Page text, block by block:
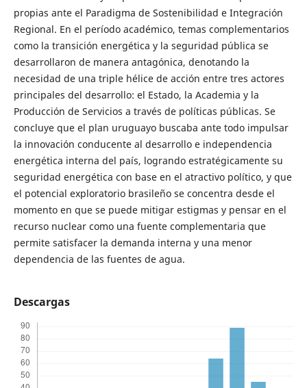
propias ante el Paradigma de Sostenibilidad e Integración
Regional. En el período académico, temas complementarios
como la transición energética y la seguridad pública se
desarrollaron de manera antagónica, denotando la
necesidad de una triple hélice de acción entre tres actores
principales del desarrollo: el Estado, la Academia y la
Producción de Servicios a través de políticas públicas. Se
concluye que el plan uruguayo buscaba ante todo impulsar
la innovación conducente al desarrollo e independencia
energética interna del país, logrando estratégicamente su
seguridad energética con base en el atractivo político, y que
el potencial exploratorio brasileño se concentra desde el
momento en que se puede mitigar estigmas y pensar en el
recurso nuclear como una fuente complementaria que
permite satisfacer la demanda interna y una menor
dependencia de las fuentes de agua.
Descargas